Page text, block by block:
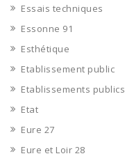
Essais techniques
Essonne 91
Esthétique
Etablissement public
Etablissements publics
Etat
Eure 27
Eure et Loir 28